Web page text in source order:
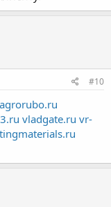
#10
agrorubo.ru
vladgate.ru vr-